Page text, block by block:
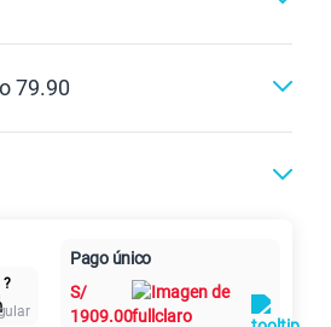
79.90
125GBen alta velocidad
S/79.90
Cuotas Claro
intereses
?
Pago único
S/
1909.00